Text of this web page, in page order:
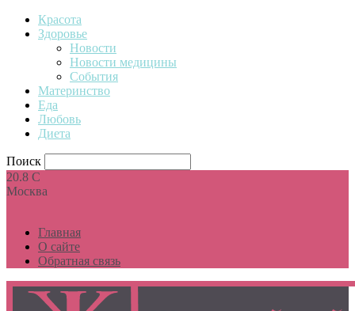
Красота
Здоровье
Новости
Новости медицины
События
Материнство
Еда
Любовь
Диета
Поиск
20.8 C
Москва
Главная
О сайте
Обратная связь